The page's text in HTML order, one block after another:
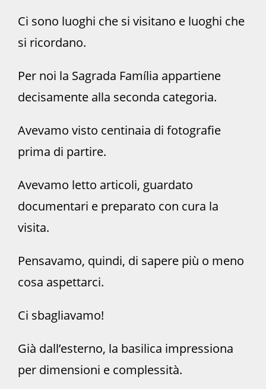
Ci sono luoghi che si visitano e luoghi che
si ricordano.
Per noi la Sagrada Família appartiene
decisamente alla seconda categoria.
Avevamo visto centinaia di fotografie
prima di partire.
Avevamo letto articoli, guardato
documentari e preparato con cura la
visita.
Pensavamo, quindi, di sapere più o meno
cosa aspettarci.
Ci sbagliavamo!
Già dall’esterno, la basilica impressiona
per dimensioni e complessità.